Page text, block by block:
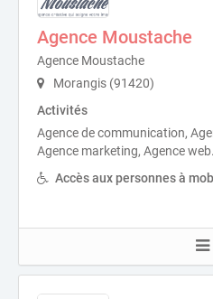
Agence Moustache
Agence Moustache
Morangis (91420)
Activités
Agence de communication,
Agence marketing, Agence web.
Accès aux personnes à